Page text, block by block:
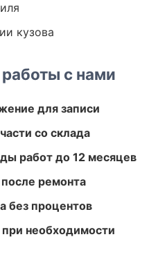
кузова
с нами
для записи
со склада
работ до 12 месяцев
ремонта
без процентов
необходимости